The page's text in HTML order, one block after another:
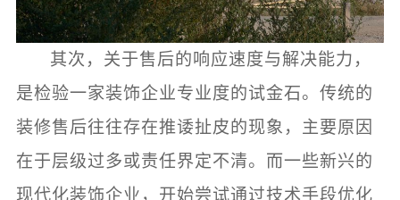
其次，关于售后的响应速度与解决能力，
是检验一家装饰企业专业度的试金石。传统的
装修售后往往存在推诿扯皮的现象，主要原因
在于层级过多或责任界定不清。而一些新兴的
现代化装饰企业，开始尝试通过技术手段优化